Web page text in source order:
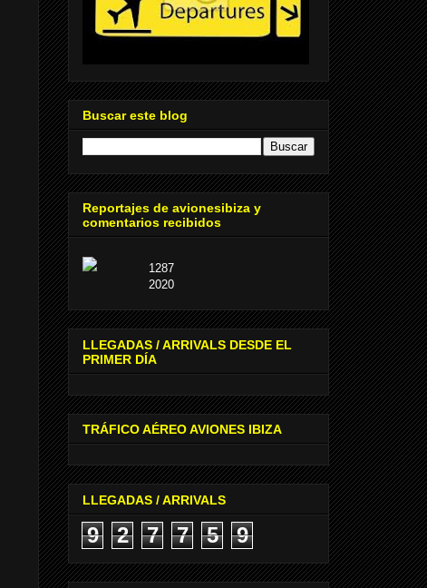
Buscar este blog
Reportajes de avionesibiza y
comentarios recibidos
1287
2020
LLEGADAS / ARRIVALS DESDE EL
PRIMER DÍA
TRÁFICO AÉREO AVIONES IBIZA
LLEGADAS / ARRIVALS
9 2 7 7 5 9